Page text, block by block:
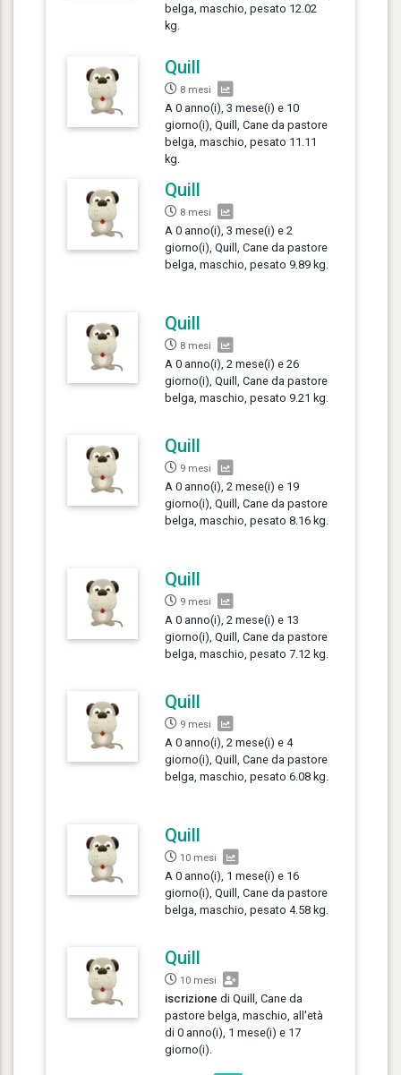
belga, maschio, pesato 12.02
kg.
Quill
8 mesi
A 0 anno(i), 3 mese(i) e 10
giorno(i), Quill, Cane da pastore
belga, maschio, pesato 11.11
kg.
Quill
8 mesi
A 0 anno(i), 3 mese(i) e 2
giorno(i), Quill, Cane da pastore
belga, maschio, pesato 9.89 kg.
Quill
8 mesi
A 0 anno(i), 2 mese(i) e 26
giorno(i), Quill, Cane da pastore
belga, maschio, pesato 9.21 kg.
Quill
9 mesi
A 0 anno(i), 2 mese(i) e 19
giorno(i), Quill, Cane da pastore
belga, maschio, pesato 8.16 kg.
Quill
9 mesi
A 0 anno(i), 2 mese(i) e 13
giorno(i), Quill, Cane da pastore
belga, maschio, pesato 7.12 kg.
Quill
9 mesi
A 0 anno(i), 2 mese(i) e 4
giorno(i), Quill, Cane da pastore
belga, maschio, pesato 6.08 kg.
Quill
10 mesi
A 0 anno(i), 1 mese(i) e 16
giorno(i), Quill, Cane da pastore
belga, maschio, pesato 4.58 kg.
Quill
10 mesi
iscrizione di Quill, Cane da
pastore belga, maschio, all'età
di 0 anno(i), 1 mese(i) e 17
giorno(i).